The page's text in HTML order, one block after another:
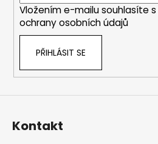
Vložením e-mailu souhlasíte s
ochrany osobních údajů
PŘIHLÁSIT SE
Kontakt